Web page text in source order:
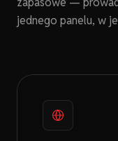
jednego panelu, w